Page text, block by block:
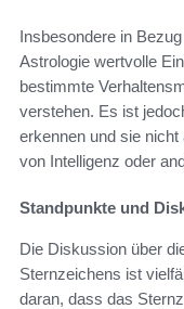
Insbesondere in
Astrologie wertvolle
bestimmte
verstehen. Es ist
erkennen und sie
von Intelligenz oder
Standpunkte und
Die Diskussion über
Sternzeichens ist
daran, dass das